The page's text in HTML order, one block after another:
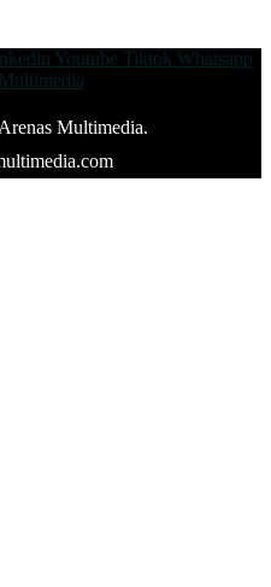
Youtube Tiktok Whatsapp
Multimedia.